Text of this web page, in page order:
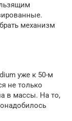
механизм
уже к 50-м
не только
в массы. На то,